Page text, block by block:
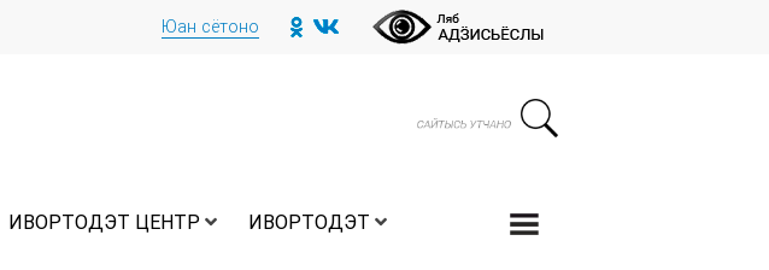
Юан сётоно
ИВОРТОДЭТ ЦЕНТР ИВОРТОДЭТ